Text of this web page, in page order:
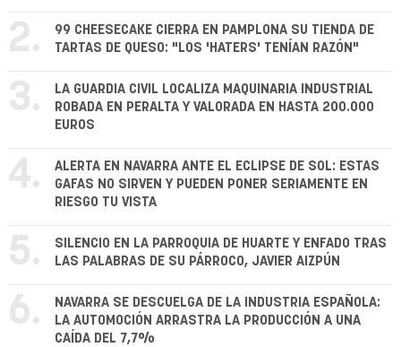
2.
99 CHEESECAKE CIERRA EN PAMPLONA SU TIENDA DE
TARTAS DE QUESO: "LOS 'HATERS' TENÍAN RAZÓN"
3.
LA GUARDIA CIVIL LOCALIZA MAQUINARIA INDUSTRIAL
ROBADA EN PERALTA Y VALORADA EN HASTA 200.000
EUROS
4.
ALERTA EN NAVARRA ANTE EL ECLIPSE DE SOL: ESTAS
GAFAS NO SIRVEN Y PUEDEN PONER SERIAMENTE EN
RIESGO TU VISTA
5.
SILENCIO EN LA PARROQUIA DE HUARTE Y ENFADO TRAS
LAS PALABRAS DE SU PÁRROCO, JAVIER AIZPÚN
6.
NAVARRA SE DESCUELGA DE LA INDUSTRIA ESPAÑOLA:
LA AUTOMOCIÓN ARRASTRA LA PRODUCCIÓN A UNA
CAÍDA DEL 7,7%